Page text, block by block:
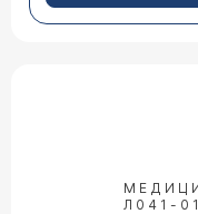
Л041-